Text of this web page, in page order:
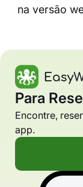
na versão
Para
Encontre,
app.